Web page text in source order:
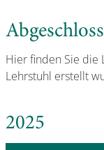
Hier finden Sie die
Lehrstuhl erstellt
2025